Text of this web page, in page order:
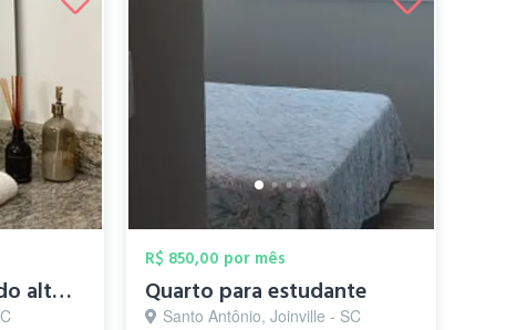
Quarto em geminado alto padrão
R$ 850,00 por mês
Quarto para estudante
Santo Antônio, Joinville - SC